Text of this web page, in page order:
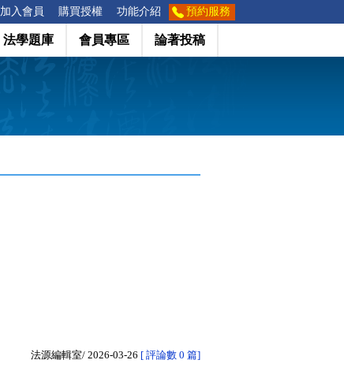
加入會員 購買授權 功能介紹 預約服務
法學題庫 會員專區 論著投稿
法源編輯室/ 2026-03-26 [ 評論數 0 篇]